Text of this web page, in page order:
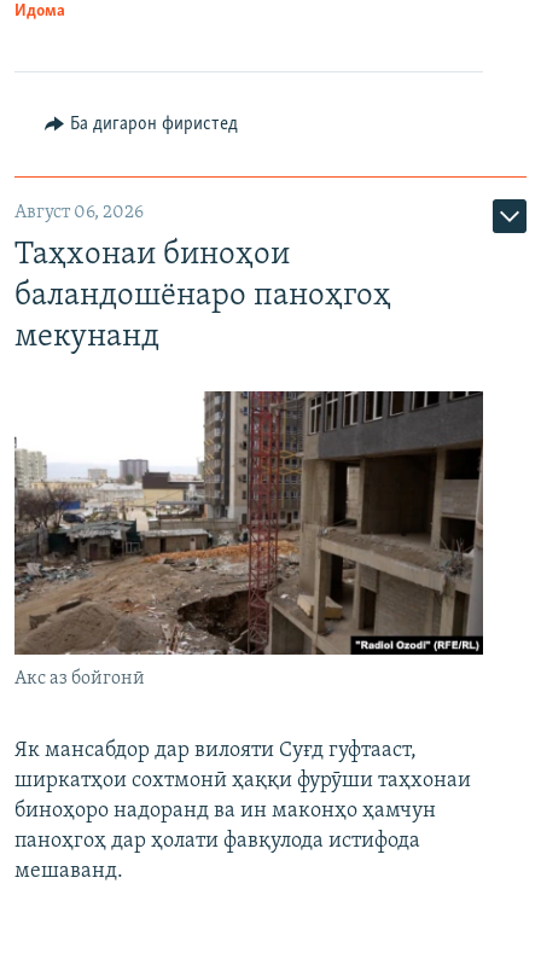
Идома
Ба дигарон фиристед
Август 06, 2026
Таҳхонаи биноҳои
баландошёнаро паноҳгоҳ
мекунанд
Акс аз бойгонӣ
Як мансабдор дар вилояти Суғд гуфтааст,
ширкатҳои сохтмонӣ ҳаққи фурӯши таҳхонаи
биноҳоро надоранд ва ин маконҳо ҳамчун
паноҳгоҳ дар ҳолати фавқулода истифода
мешаванд.